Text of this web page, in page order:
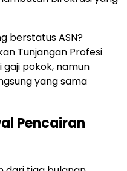
berstatus ASN?
Tunjangan Profesi
gaji pokok, namun
yang sama
Pencairan